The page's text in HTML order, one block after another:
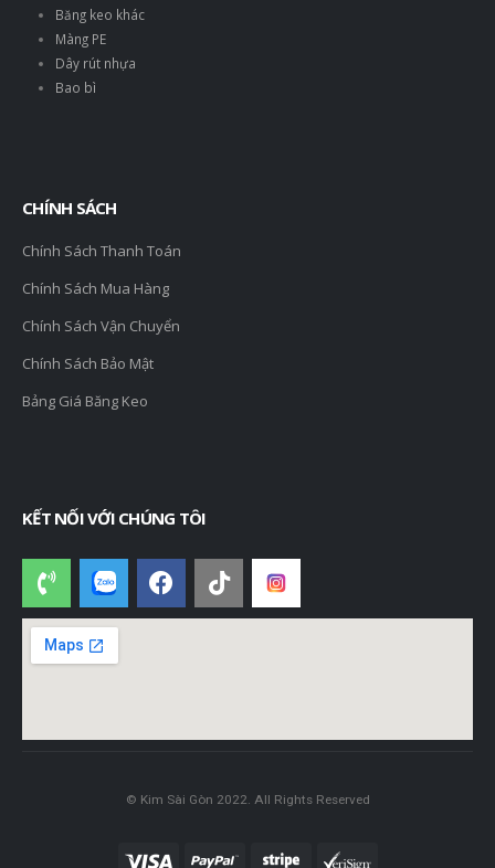
Băng keo khác
Màng PE
Dây rút nhựa
Bao bì
CHÍNH SÁCH
Chính Sách Thanh Toán
Chính Sách Mua Hàng
Chính Sách Vận Chuyển
Chính Sách Bảo Mật
Bảng Giá Băng Keo
KẾT NỐI VỚI CHÚNG TÔI
© Kim Sài Gòn 2022. All Rights Reserved